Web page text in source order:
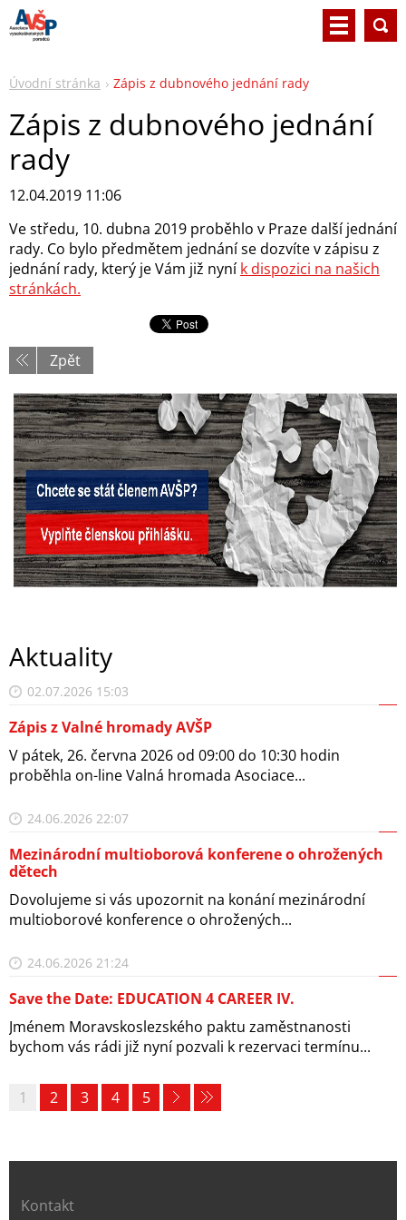
Úvodní stránka Zápis z dubnového jednání rady
Zápis z dubnového jednání
rady
12.04.2019 11:06
Ve středu, 10. dubna 2019 proběhlo v Praze další jednání
rady. Co bylo předmětem jednání se dozvíte v zápisu z
jednání rady, který je Vám již nyník dispozici na našich
stránkách.
Zpět
Aktuality
02.07.2026 15:03
Zápis z Valné hromady AVŠP
V pátek, 26. června 2026 od 09:00 do 10:30 hodin
proběhla on-line Valná hromada Asociace...
24.06.2026 22:07
Mezinárodní multioborová konferene o ohrožených
dětech
Dovolujeme si vás upozornit na konání mezinárodní
multioborové konference o ohrožených...
24.06.2026 21:24
Save the Date: EDUCATION 4 CAREER IV.
Jménem Moravskoslezského paktu zaměstnanosti
bychom vás rádi již nyní pozvali k rezervaci termínu...
1 2 3 4 5
Kontakt